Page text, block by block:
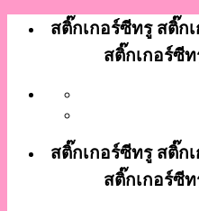
ข้าม
เนื้อหา
สติ๊กเกอร์ซีทรู สติ๊ก
สติ๊กเกอร์ซีท
สติ๊กเกอร์ซีทรู สติ๊ก
สติ๊กเกอร์ซีท